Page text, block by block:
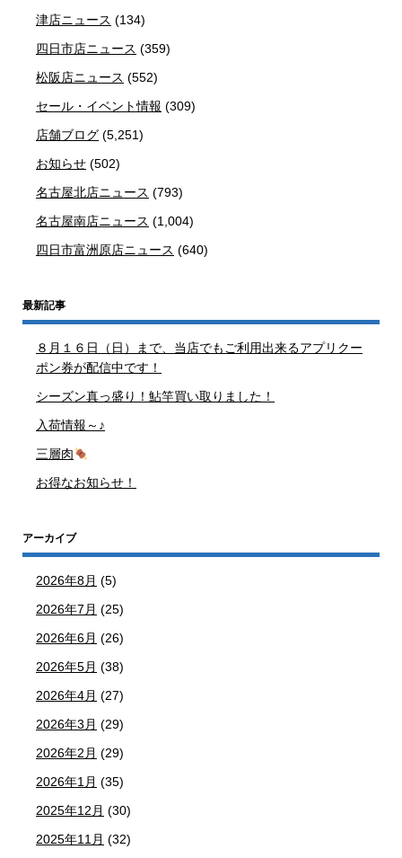
津店ニュース (134)
四日市店ニュース (359)
松阪店ニュース (552)
セール・イベント情報 (309)
店舗ブログ (5,251)
お知らせ (502)
名古屋北店ニュース (793)
名古屋南店ニュース (1,004)
四日市富洲原店ニュース (640)
最新記事
８月１６日（日）まで、当店でもご利用出来るアプリクー
ポン券が配信中です！
シーズン真っ盛り！鮎竿買い取りました！
入荷情報～♪
三層肉
お得なお知らせ！
アーカイブ
2026年8月 (5)
2026年7月 (25)
2026年6月 (26)
2026年5月 (38)
2026年4月 (27)
2026年3月 (29)
2026年2月 (29)
2026年1月 (35)
2025年12月 (30)
2025年11月 (32)